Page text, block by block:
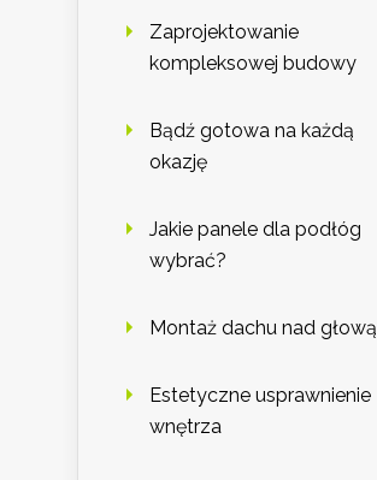
Zaprojektowanie
kompleksowej budowy
Bądź gotowa na każdą
okazję
Jakie panele dla podłóg
wybrać?
Montaż dachu nad głową
Estetyczne usprawnienie
wnętrza